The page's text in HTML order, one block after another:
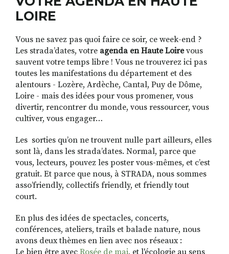
RECHERCHER
S'ABONNER
S'INSCRIRE À LA NEWSLETTER
FACEBOOKINSTAGRAM
LINKEDINYOUTUBE
LOIRE
Vous ne savez pas quoi faire ce soir, ce week-end ?
Les strada’dates, votre agenda en Haute Loirevous
sauvent votre temps libre ! Vous ne trouverez ici pas
toutes les manifestations du département et des
alentours - Lozère, Ardèche, Cantal, Puy de Dôme,
Loire - mais des idées pour vous promener, vous
divertir, rencontrer du monde, vous ressourcer, vous
cultiver, vous engager…
Les sorties qu’on ne trouvent nulle part ailleurs, elles
sont là, dans les strada’dates. Normal, parce que
vous, lecteurs, pouvez les poster vous-mêmes, et c’est
gratuit. Et parce que nous, à STRADA, nous sommes
asso’friendly, collectifs friendly, et friendly tout
court.
En plus des idées de spectacles, concerts,
conférences, ateliers, trails et balade nature, nous
avons deux thèmes en lien avec nos réseaux :
Le bien être avec Rosée de mai, et l'écologie au sens